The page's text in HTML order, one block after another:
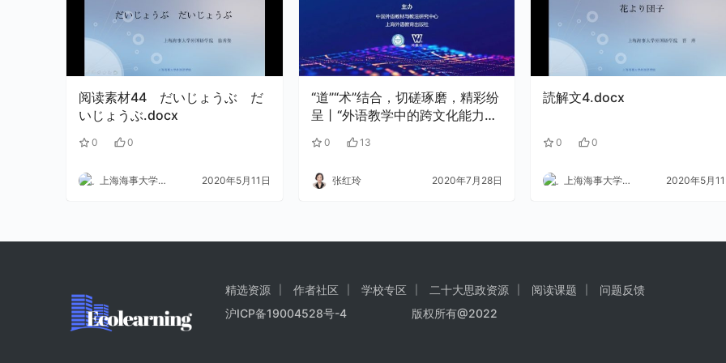
阅读素材44 だいじょうぶ だ
いじょうぶ.docx
0 0
上海海事大学外语 2020年5月11日
“道”“术”结合，切磋琢磨，精彩纷
呈丨“外语教学中的跨文化能力培
养”专题论坛侧记
0 13
张红玲 2020年7月28日
読解文4.docx
0 0
上海海事大学外语 2020年5月
精选资源 作者社区 学校专区 二十大思政资源 阅读课题
问题反馈
沪ICP备19004528号-4
版权所有@2022